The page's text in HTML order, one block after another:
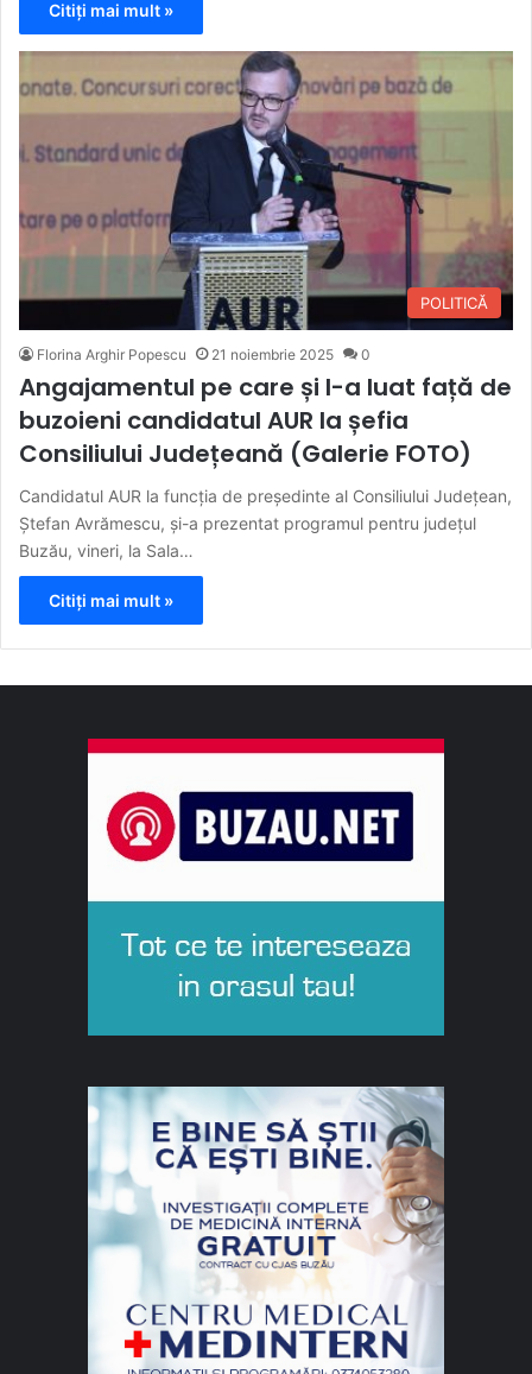
Citiți mai mult »
POLITICĂ
Florina Arghir Popescu 21 noiembrie 2025 0
Angajamentul pe care și l-a luat față de
buzoieni candidatul AUR la șefia
Consiliului Județeană (Galerie FOTO)
Candidatul AUR la funcția de președinte al Consiliului Județean,
Ștefan Avrămescu, și-a prezentat programul pentru județul
Buzău, vineri, la Sala…
Citiți mai mult »